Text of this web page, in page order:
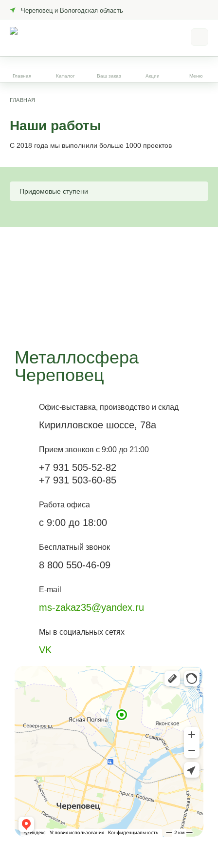
Череповец и Вологодская область
Главная Каталог Ваш заказ Акции Меню
ГЛАВНАЯ
Наши работы
С 2018 года мы выполнили больше 1000 проектов
Придомовые ступени
Металлосфера
Череповец
Офис-выставка, производство и склад
Кирилловское шоссе, 78а
Прием звонков с 9:00 до 21:00
+7 931 505-52-82
+7 931 503-60-85
Работа офиса
с 9:00 до 18:00
Бесплатный звонок
8 800 550-46-09
E-mail
ms-zakaz35@yandex.ru
Мы в социальных сетях
VK